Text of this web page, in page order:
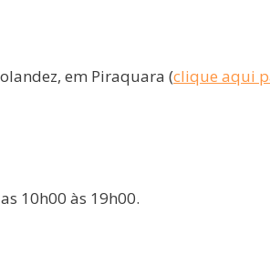
em Piraquara (clique aqui
10h00 às 19h00.